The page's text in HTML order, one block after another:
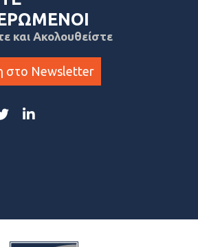
και Ακολουθείστε
στο Newsletter